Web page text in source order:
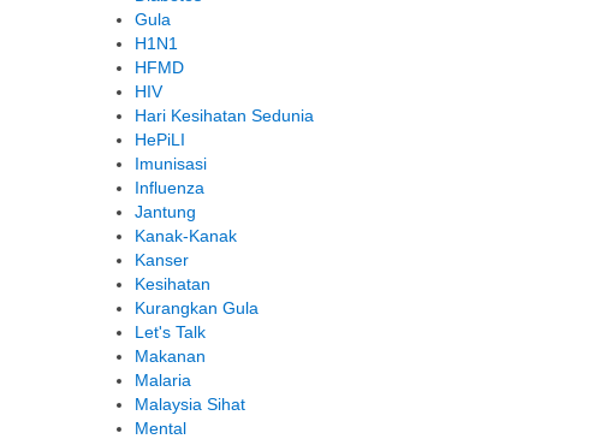
Gula
H1N1
HFMD
HIV
Hari Kesihatan Sedunia
HePiLI
Imunisasi
Influenza
Jantung
Kanak-Kanak
Kanser
Kesihatan
Kurangkan Gula
Let's Talk
Makanan
Malaria
Malaysia Sihat
Mental